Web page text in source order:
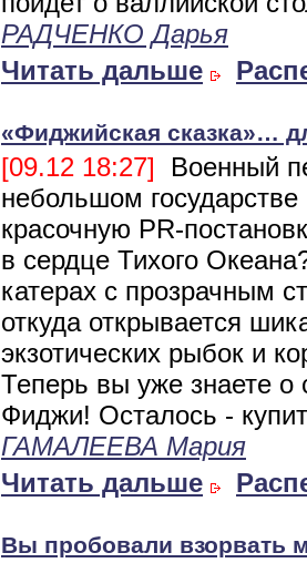
РАДЧЕНКО Дарья
Читать дальше
«Фиджийская сказка»…
[09.12 18:27] Военный
небольшом
красочную PR-
в сердце Тихого
катерах с прозрачным
откуда открывается
экзотических рыбок и
Теперь вы уже знаете о
Фиджи! Осталось -
ГАМАЛЕЕВА Мария
Читать дальше
Вы пробовали взорвать